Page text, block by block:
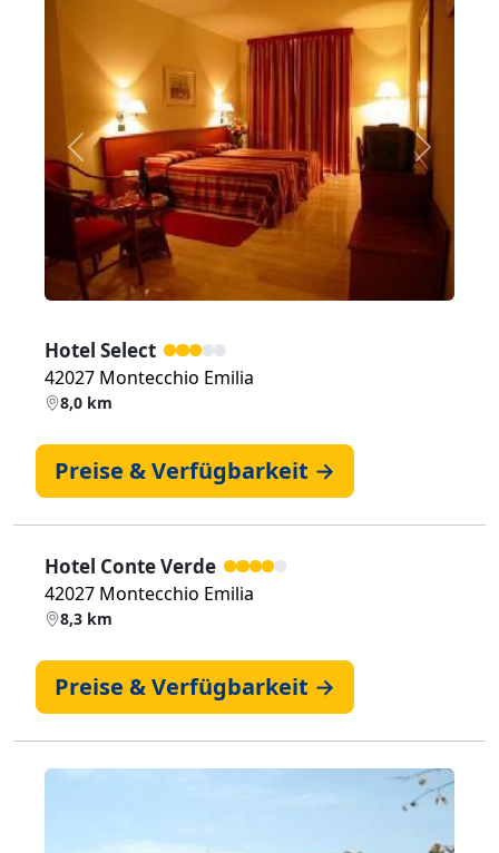
Zurück Weiter
Hotel Select
42027 Montecchio Emilia
8,0 km
Preise & Verfügbarkeit →
Hotel Conte Verde
42027 Montecchio Emilia
8,3 km
Preise & Verfügbarkeit →